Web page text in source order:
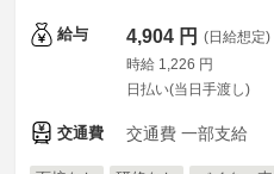
給与 4,904 円 (日給想定)
時給 1,226 円
日払い(当日手渡し)
交通費 交通費 一部支給